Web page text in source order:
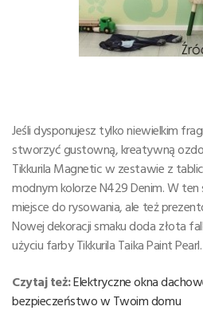
Jeśli dysponujesz tylko niewielkim
stworzyć gustowną, kreatywną
Tikkurila Magnetic w zestawie z
modnym kolorze N429 Denim. W
miejsce do rysowania, ale też
Nowej dekoracji smaku doda złota
użyciu farby Tikkurila Taika Paint Pearl.
Czytaj też:Elektryczne okna
bezpieczeństwo w Twoim domu